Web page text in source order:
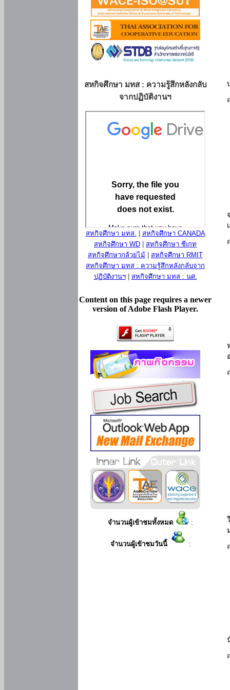
สหกิจศึกษา มทส : ความรู้สึกหลังกลับ
จากปฏิบัติงานฯ
สหกิจศึกษา มทส.
สหกิจศึกษา CANADA
สหกิจศึกษา WD
สหกิจศึกษา ซีเกท
สหกิจศึกษากล้วยไม้
สหกิจศึกษา RMIT
สหกิจศึกษา มทส : ความรู้สึกหลังกลับจาก
ปฏิบัติงานฯ| สหกิจศึกษา มทส : นศ.
Content on this page requires a newer
version of Adobe Flash Player.
จำนวนผู้เข้าชมทั้งหมด :
จำนวนผู้เข้าชมวันนี้ :